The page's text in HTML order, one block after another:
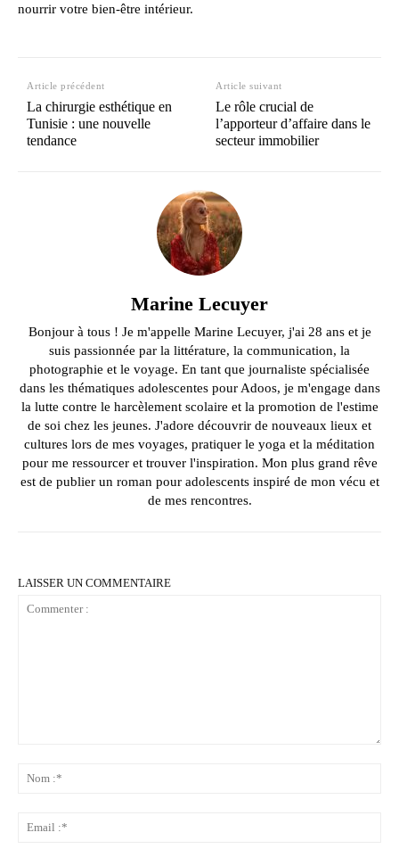
nourrir votre bien-être intérieur.
Article précédent
La chirurgie esthétique en
Tunisie : une nouvelle
tendance
Article suivant
Le rôle crucial de
l’apporteur d’affaire dans le
secteur immobilier
Marine Lecuyer
Bonjour à tous ! Je m'appelle Marine Lecuyer, j'ai 28 ans et je
suis passionnée par la littérature, la communication, la
photographie et le voyage. En tant que journaliste spécialisée
dans les thématiques adolescentes pour Adoos, je m'engage dans
la lutte contre le harcèlement scolaire et la promotion de l'estime
de soi chez les jeunes. J'adore découvrir de nouveaux lieux et
cultures lors de mes voyages, pratiquer le yoga et la méditation
pour me ressourcer et trouver l'inspiration. Mon plus grand rêve
est de publier un roman pour adolescents inspiré de mon vécu et
de mes rencontres.
LAISSER UN COMMENTAIRE